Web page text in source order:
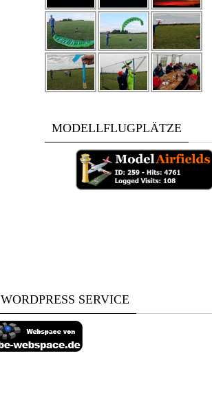
MODELLFLUGPLÄTZE
WORDPRESS SERVICE